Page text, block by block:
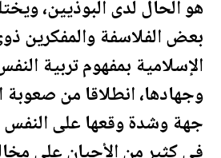
هو الحال لدى البوذيين،
بعض الفلاسفة والمفكرين
الإسلامية بمفهوم تربية
وجهادها، انطلاقا من
جهة وشدة وقعها على النفس